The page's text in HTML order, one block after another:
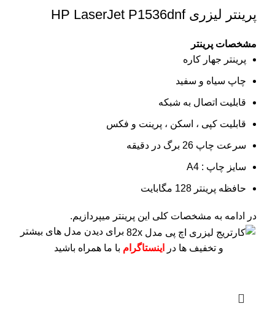
پرینتر لیزری HP LaserJet P1536dnf
مشخصات پرینتر
پرینتر جهار کاره
چاپ سیاه و سفید
قابلیت اتصال به شبکه
قابلیت کپی ، اسکن ، پرینت و فکس
سرعت چاپ 26 برگ در دقیقه
سایز چاپ : A4
حافظه پرینتر 128 مگابایت
در ادامه به مشخصات کلی این پرینتر میپردازیم.
برای دیدن مدل های بیشتر
و تخفیف ها در
اینستاگرام با ما همراه باشید